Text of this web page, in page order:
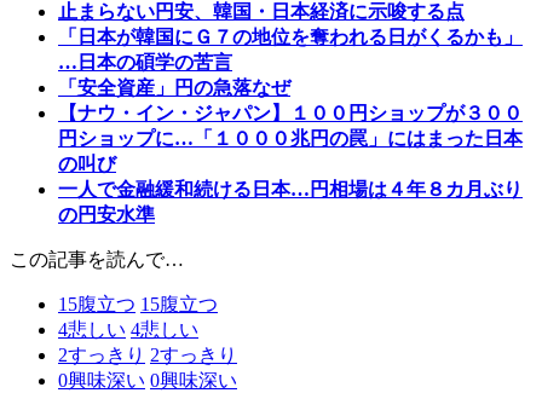
止まらない円安、韓国・日本経済に示唆する点
「日本が韓国にＧ７の地位を奪われる日がくるかも」
…日本の碩学の苦言
「安全資産」円の急落なぜ
【ナウ・イン・ジャパン】１００円ショップが３００
円ショップに…「１０００兆円の罠」にはまった日本
の叫び
一人で金融緩和続ける日本…円相場は４年８カ月ぶり
の円安水準
この記事を読んで…
15腹立つ 15腹立つ
4悲しい 4悲しい
2すっきり 2すっきり
0興味深い 0興味深い